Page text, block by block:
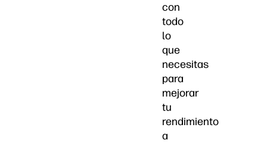
con
todo
lo
que
necesitas
para
mejorar
tu
rendimiento
a